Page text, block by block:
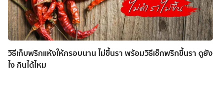
วิธีเก็บพริกแห้งให้กรอบนาน ไม่ขึ้นรา พร้อมวิธีเช็กพริกขึ้นรา ดูยัง
ไง กินได้ไหม